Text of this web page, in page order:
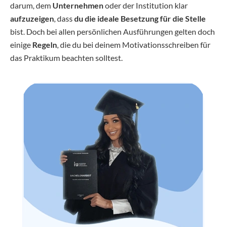
darum, dem Unternehmenoder der Institution klar
aufzuzeigen, dassdu die ideale Besetzung für die Stelle
bist. Doch bei allen persönlichen Ausführungen gelten doch
einige Regeln, die du bei deinem Motivationsschreiben für
das Praktikum beachten solltest.